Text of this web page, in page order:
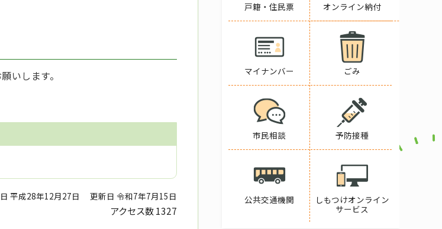
いします。
平成28年12月27日 更新日 令和7年7月15日
アクセス数1327
戸籍・住民票 オンライン納付
マイナンバー ごみ
市民相談 予防接種
公共交通機関
しもつけオンライン
サービス